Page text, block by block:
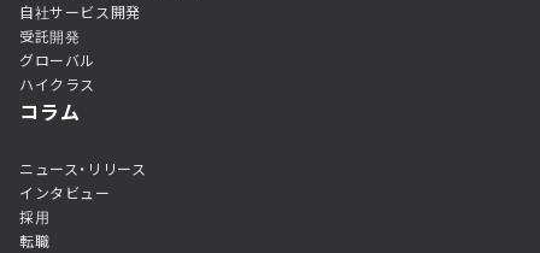
自社サービス開発
受託開発
グローバル
ハイクラス
コラム
ニュース・リリース
インタビュー
採用
転職